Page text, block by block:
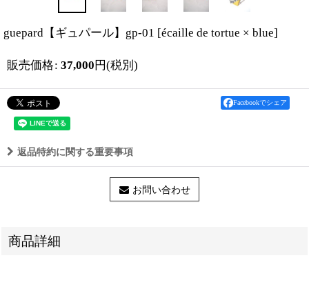
guepard【ギュパール】gp-01 [écaille de tortue × blue]
販売価格: 37,000 円(税別)
Facebookでシェア
返品特約に関する重要事項
お問い合わせ
商品詳細